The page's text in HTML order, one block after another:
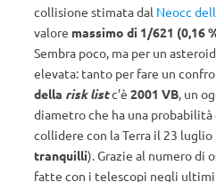
collisione stimata dal Neocc
valore massimo di 1/621 (0,16
Sembra poco, ma per un
elevata: tanto per fare un
della risk listc’è 2001 VB, un
diametro che ha una
collidere con la Terra il 23 luglio
tranquilli). Grazie al numero di
fatte con i telescopi negli ultimi